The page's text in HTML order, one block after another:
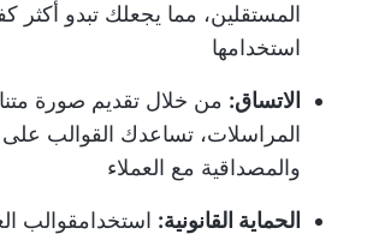
المستقلين، مما يجعلك تبدو أكثر
استخدامها
الاتساق: من خلال تقديم صورة
المراسلات، تساعدك القوالب على
والمصداقية مع العملاء
الحماية القانونية: استخدامقوالب